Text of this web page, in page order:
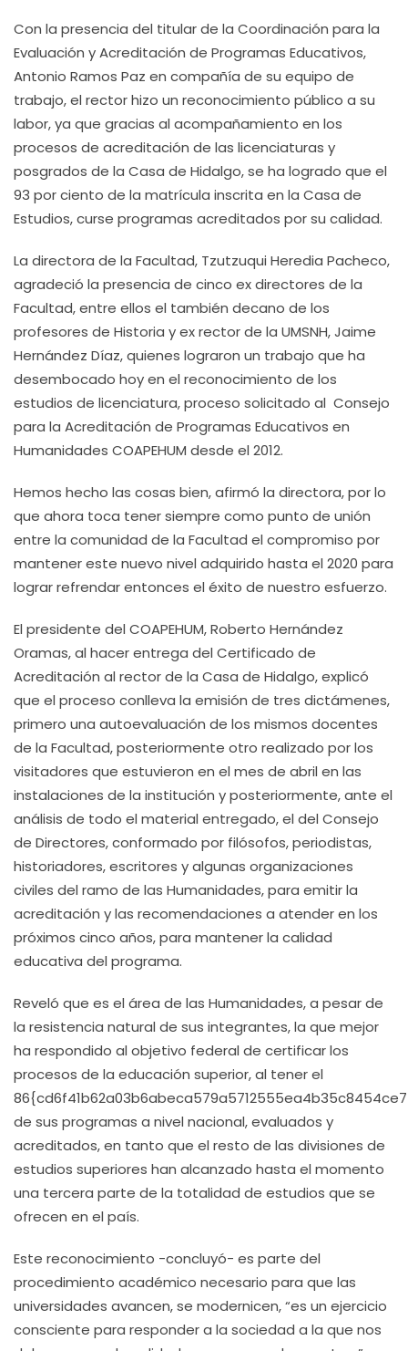
Con la presencia del titular de la Coordinación para la
Evaluación y Acreditación de Programas Educativos,
Antonio Ramos Paz en compañía de su equipo de
trabajo, el rector hizo un reconocimiento público a su
labor, ya que gracias al acompañamiento en los
procesos de acreditación de las licenciaturas y
posgrados de la Casa de Hidalgo, se ha logrado que el
93 por ciento de la matrícula inscrita en la Casa de
Estudios, curse programas acreditados por su calidad.
La directora de la Facultad, Tzutzuqui Heredia Pacheco,
agradeció la presencia de cinco ex directores de la
Facultad, entre ellos el también decano de los
profesores de Historia y ex rector de la UMSNH, Jaime
Hernández Díaz, quienes lograron un trabajo que ha
desembocado hoy en el reconocimiento de los
estudios de licenciatura, proceso solicitado al Consejo
para la Acreditación de Programas Educativos en
Humanidades COAPEHUM desde el 2012.
Hemos hecho las cosas bien, afirmó la directora, por lo
que ahora toca tener siempre como punto de unión
entre la comunidad de la Facultad el compromiso por
mantener este nuevo nivel adquirido hasta el 2020 para
lograr refrendar entonces el éxito de nuestro esfuerzo.
El presidente del COAPEHUM, Roberto Hernández
Oramas, al hacer entrega del Certificado de
Acreditación al rector de la Casa de Hidalgo, explicó
que el proceso conlleva la emisión de tres dictámenes,
primero una autoevaluación de los mismos docentes
de la Facultad, posteriormente otro realizado por los
visitadores que estuvieron en el mes de abril en las
instalaciones de la institución y posteriormente, ante el
análisis de todo el material entregado, el del Consejo
de Directores, conformado por filósofos, periodistas,
historiadores, escritores y algunas organizaciones
civiles del ramo de las Humanidades, para emitir la
acreditación y las recomendaciones a atender en los
próximos cinco años, para mantener la calidad
educativa del programa.
Reveló que es el área de las Humanidades, a pesar de
la resistencia natural de sus integrantes, la que mejor
ha respondido al objetivo federal de certificar los
procesos de la educación superior, al tener el
de sus programas a nivel nacional, evaluados y
acreditados, en tanto que el resto de las divisiones de
estudios superiores han alcanzado hasta el momento
una tercera parte de la totalidad de estudios que se
ofrecen en el país.
Este reconocimiento -concluyó- es parte del
procedimiento académico necesario para que las
universidades avancen, se modernicen, “es un ejercicio
consciente para responder a la sociedad a la que nos